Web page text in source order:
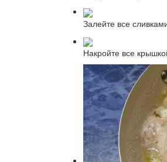
Залейте все
Накройте все